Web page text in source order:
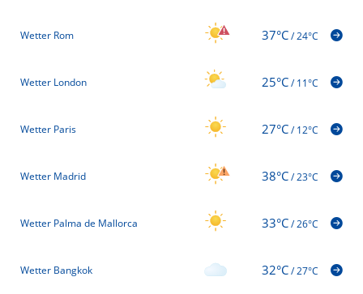
Wetter Rom 37°C/24°C
Wetter London 25°C/11°C
Wetter Paris 27°C/12°C
Wetter Madrid 38°C/23°C
Wetter Palma de Mallorca 33°C/26°C
Wetter Bangkok 32°C/27°C